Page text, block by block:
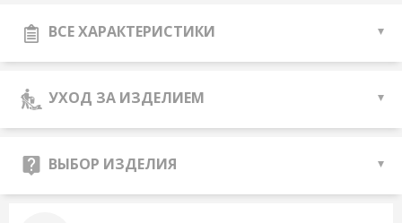
ВСЕ ХАРАКТЕРИСТИКИ
УХОД ЗА ИЗДЕЛИЕМ
ВЫБОР ИЗДЕЛИЯ